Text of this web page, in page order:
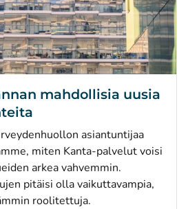
mahdollisia uusia
asiantuntijaa
miten Kanta-palvelut voisi
arkea vahvemmin.
pitäisi olla vaikuttavampia,
roolitettuja.